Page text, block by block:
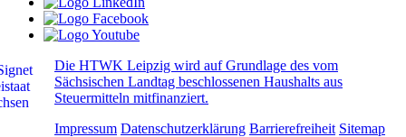
Die HTWK Leipzig wird auf Grundlage des vom
Sächsischen Landtag beschlossenen Haushalts aus
Steuermitteln mitfinanziert.
Impressum Datenschutzerklärung Barrierefreiheit Sitemap